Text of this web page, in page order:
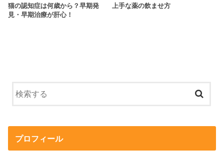
猫の認知症は何歳から？早期発
見・早期治療が肝心！
上手な薬の飲ませ方
プロフィール